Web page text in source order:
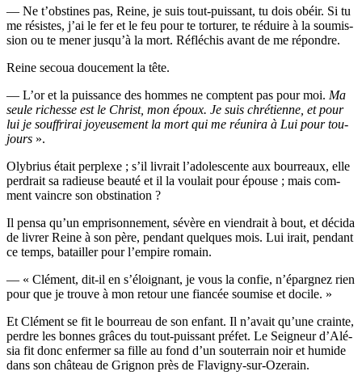
— Ne t’obstines pas, Reine, je suis tout-puis­sant, tu dois obéir. Si tu
me résistes, j’ai le fer et le feu pour te tor­tu­rer, te réduire à la sou­mis­
sion ou te mener jus­qu’à la mort. Réflé­chis avant de me répondre.
Reine secoua dou­ce­ment la tête.
— L’or et la puis­sance des hommes ne comptent pas pour moi. Ma
seule richesse est le Christ, mon époux. Je suis chré­tienne, et pour
lui je souf­fri­rai joyeu­se­ment la mort qui me réuni­ra à Lui pour tou­
jours ».
Oly­brius était per­plexe ; s’il livrait l’a­do­les­cente aux bour­reaux, elle
per­drait sa radieuse beau­té et il la vou­lait pour épouse ; mais com­
ment vaincre son obstination ?
Il pen­sa qu’un empri­son­ne­ment, sévère en vien­drait à bout, et déci­da
de livrer Reine à son père, pen­dant quelques mois. Lui irait, pen­dant
ce temps, batailler pour l’empire romain.
— « Clé­ment, dit-il en s’é­loi­gnant, je vous la confie, n’é­par­gnez rien
pour que je trouve à mon retour une fian­cée sou­mise et docile. »
Et Clé­ment se fit le bour­reau de son enfant. Il n’a­vait qu’une crainte,
perdre les bonnes grâces du tout-puis­sant pré­fet. Le Sei­gneur d’A­lé­
sia fit donc enfer­mer sa fille au fond d’un sou­ter­rain noir et humide
dans son châ­teau de Gri­gnon près de Flavigny-sur-Ozerain.